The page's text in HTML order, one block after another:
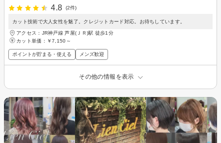
4.8
(2件)
カット技術で大人女性を魅了。クレジットカード対応。お待ちしています。
アクセス：JR神戸線 芦屋(ＪＲ)駅 徒歩1分
カット単価： ￥7,150～
ポイントが貯まる・使える メンズ歓迎
その他の情報を表示